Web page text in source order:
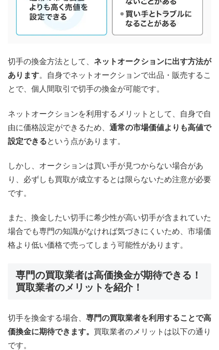
切手の換金方法として、 ネットオークションに出す方法が
あります。自身でネットオークションで出品・販売するこ
とで、個人間取引で切手の換金が可能です。
ネットオークションを利用するメリットとして、自身で自
由に価格設定ができるため、 通常の市場価値よりも高値で
設定できるという点があります。
しかし、オークションは買い手が見つからない場合があ
り、必ずしも買取が成立するとは限らないため注意が必要
です。
また、換金したい切手に希少性が高い切手が含まれていた
場合でも専門の知識がなければ気づきにくいため、市場価
格より低い価格で売ってしまう可能性があります。
専門の買取業者は高価換金が期待できる！
買取業者のメリットを紹介！
切手を換金する場合、 専門の買取業者を利用することで高
価換金に期待できます。 買取業者のメリットは以下の通り
です。